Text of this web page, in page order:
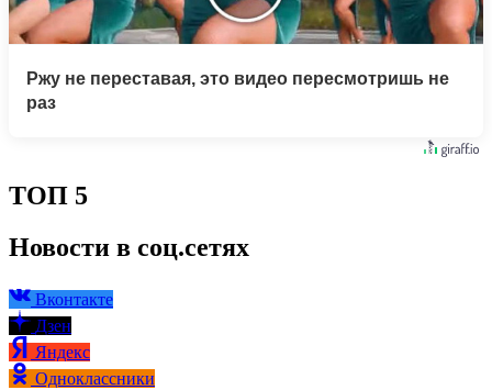
Ржу не переставая, это видео пересмотришь не
раз
ТОП 5
Новости в соц.сетях
Вконтакте
Дзен
Яндекс
Одноклассники